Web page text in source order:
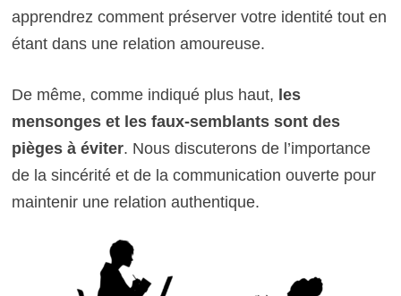
apprendrez comment préserver votre identité tout en
étant dans une relation amoureuse.
De même, comme indiqué plus haut, les
mensonges et les faux-semblants sont des
pièges à éviter. Nous discuterons de l’importance
de la sincérité et de la communication ouverte pour
maintenir une relation authentique.